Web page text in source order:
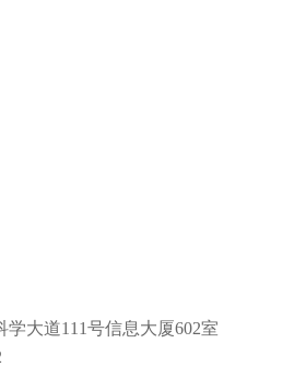
学大道111号信息大厦602室